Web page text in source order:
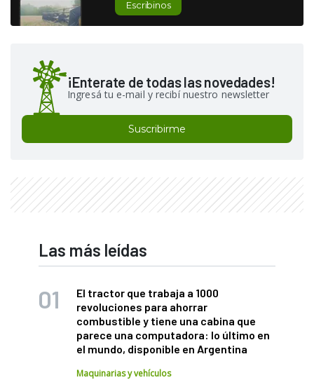
Escribinos
¡Enterate de todas las novedades!
Ingresá tu e-mail y recibí nuestro newsletter
Suscribirme
Las más leídas
El tractor que trabaja a 1000
revoluciones para ahorrar
combustible y tiene una cabina que
parece una computadora: lo último en
el mundo, disponible en Argentina
Maquinarias y vehículos